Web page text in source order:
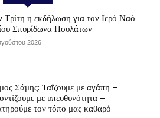
Τρίτη η εκδήλωση για τον Ιερό Ναό
Σπυρίδωνα Πουλάτων
2026
Σάμης: Ταΐζουμε με αγάπη –
με υπευθυνότητα –
τον τόπο μας καθαρό